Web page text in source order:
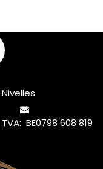
BE0798 608 819